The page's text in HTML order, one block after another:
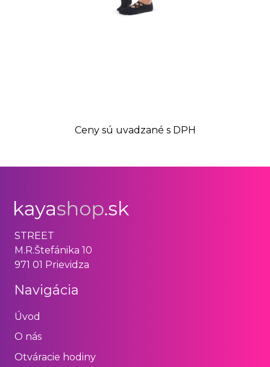
Ceny sú uvadzané s DPH
STREET
M.R.Štefánika 10
971 01 Prievidza
Navigácia
Úvod
O nás
Otváracie hodiny